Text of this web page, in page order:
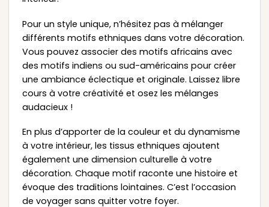
Pour un style unique, n’hésitez pas à mélanger
différents motifs ethniques dans votre décoration.
Vous pouvez associer des motifs africains avec
des motifs indiens ou sud-américains pour créer
une ambiance éclectique et originale. Laissez libre
cours à votre créativité et osez les mélanges
audacieux !
En plus d’apporter de la couleur et du dynamisme
à votre intérieur, les tissus ethniques ajoutent
également une dimension culturelle à votre
décoration. Chaque motif raconte une histoire et
évoque des traditions lointaines. C’est l’occasion
de voyager sans quitter votre foyer.